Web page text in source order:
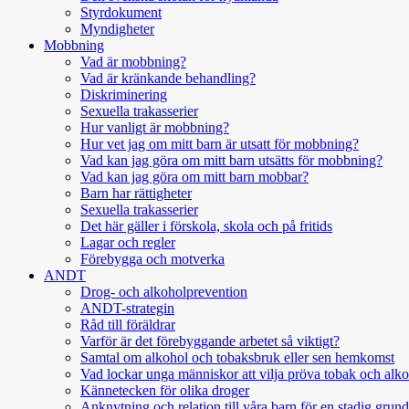
Styrdokument
Myndigheter
Mobbning
Vad är mobbning?
Vad är kränkande behandling?
Diskriminering
Sexuella trakasserier
Hur vanligt är mobbning?
Hur vet jag om mitt barn är utsatt för mobbning?
Vad kan jag göra om mitt barn utsätts för mobbning?
Vad kan jag göra om mitt barn mobbar?
Barn har rättigheter
Sexuella trakasserier
Det här gäller i förskola, skola och på fritids
Lagar och regler
Förebygga och motverka
ANDT
Drog- och alkoholprevention
ANDT-strategin
Råd till föräldrar
Varför är det förebyggande arbetet så viktigt?
Samtal om alkohol och tobaksbruk eller sen hemkomst
Vad lockar unga människor att vilja pröva tobak och
Kännetecken för olika droger